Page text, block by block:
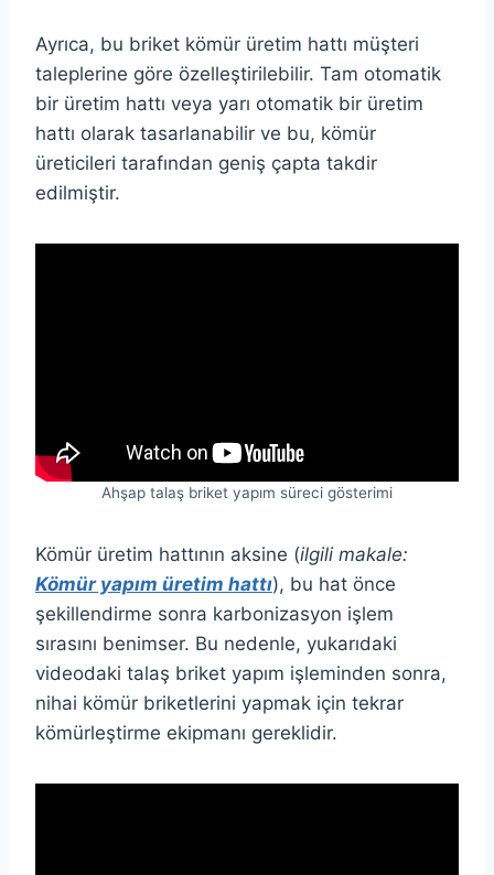
Ayrıca, bu briket kömür üretim hattı müşteri
taleplerine göre özelleştirilebilir. Tam otomatik
bir üretim hattı veya yarı otomatik bir üretim
hattı olarak tasarlanabilir ve bu, kömür
üreticileri tarafından geniş çapta takdir
edilmiştir.
Ahşap talaş briket yapım süreci gösterimi
Kömür üretim hattının aksine (ilgili makale:
Kömür yapım üretim hattı), bu hat önce
şekillendirme sonra karbonizasyon işlem
sırasını benimser. Bu nedenle, yukarıdaki
videodaki talaş briket yapım işleminden sonra,
nihai kömür briketlerini yapmak için tekrar
kömürleştirme ekipmanı gereklidir.